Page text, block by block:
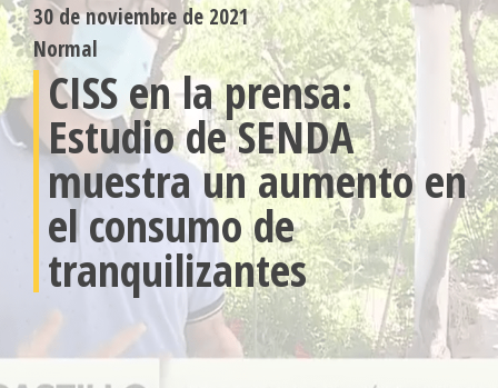
30 de noviembre de 2021
Normal
CISS en la prensa:
Estudio de SENDA
muestra un aumento en
el consumo de
tranquilizantes